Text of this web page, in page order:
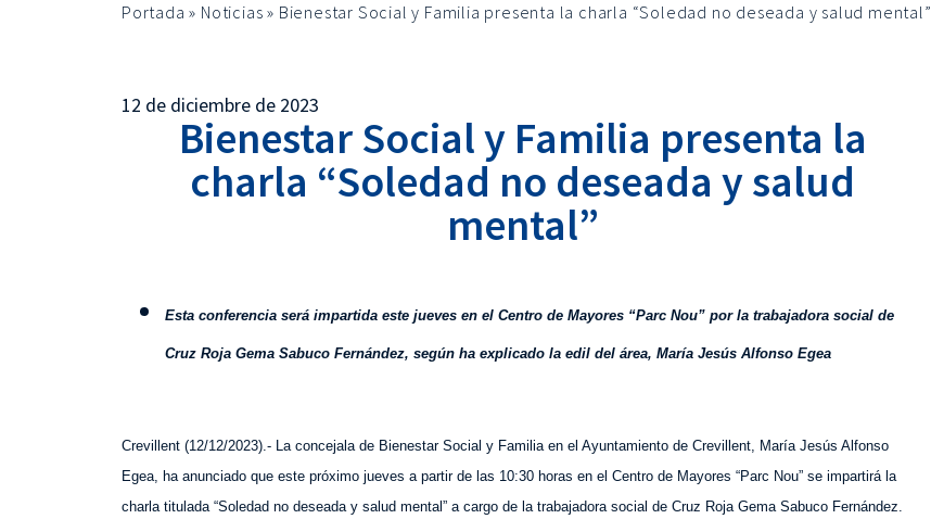
Portada » Noticias » Bienestar Social y Familia presenta la charla “Soledad no deseada y salud mental”
12 de diciembre de 2023
Bienestar Social y Familia presenta la
charla “Soledad no deseada y salud
mental”
Esta conferencia será impartida este jueves en el Centro de Mayores “Parc Nou” por la trabajadora social de
Cruz Roja Gema Sabuco Fernández, según ha explicado la edil del área, María Jesús Alfonso Egea
Crevillent (12/12/2023).- La concejala de Bienestar Social y Familia en el Ayuntamiento de Crevillent, María Jesús Alfonso
Egea, ha anunciado que este próximo jueves a partir de las 10:30 horas en el Centro de Mayores “Parc Nou” se impartirá la
charla titulada “Soledad no deseada y salud mental” a cargo de la trabajadora social de Cruz Roja Gema Sabuco Fernández.